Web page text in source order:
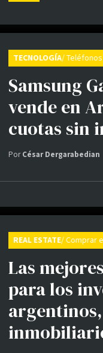
Samsung
vende en
cuotas sin
TECNOLOGÍA/
PorCésar Dergarabedian
Las
para los
REAL ESTATE/ Comprar